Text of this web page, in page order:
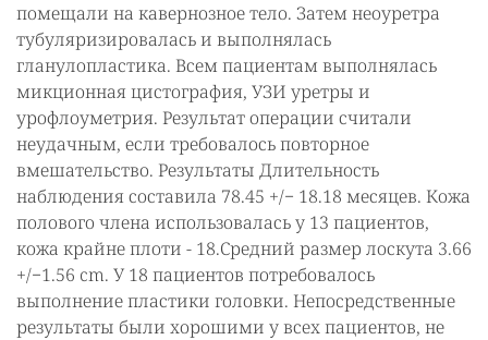
помещали на кавернозное тело. Затем неоуретра
тубуляризировалась и выполнялась
гланулопластика. Всем пациентам выполнялась
микционная цистография, УЗИ уретры и
урофлоуметрия. Результат операции считали
неудачным, если требовалось повторное
вмешательство. Результаты Длительность
наблюдения составила 78.45 +/− 18.18 месяцев. Кожа
полового члена использовалась у 13 пациентов,
кожа крайне плоти - 18.Средний размер лоскута 3.66
+/−1.56 cm. У 18 пациентов потребовалось
выполнение пластики головки. Непосредственные
результаты были хорошими у всех пациентов, не